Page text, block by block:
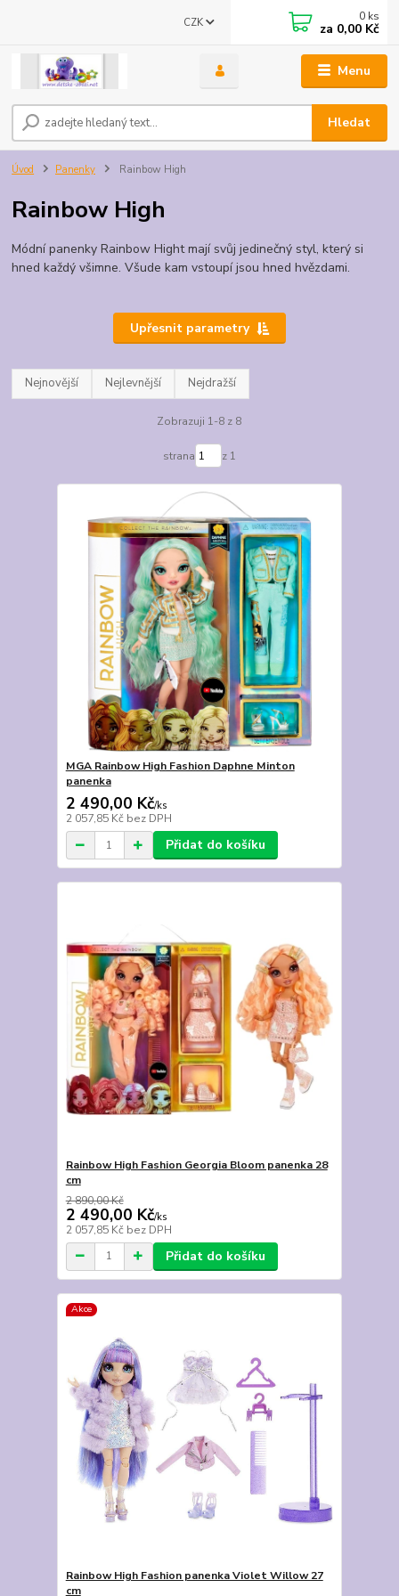
Menu
CZK
Hledat
0 ks
za 0,00 Kč
Úvod Panenky Rainbow High
Rainbow High
Módní panenky Rainbow Hight mají svůj jedinečný styl, který si
hned každý všimne. Všude kam vstoupí jsou hned hvězdami.
Upřesnit parametry
Nejnovější Nejlevnější Nejdražší
Zobrazuji 1-8 z 8
strana z 1
MGA Rainbow High Fashion Daphne Minton
panenka
2 490,00 Kč/ks
2 057,85 Kč bez DPH
Přidat do košíku
Rainbow High Fashion Georgia Bloom panenka 28
cm
2 890,00 Kč
2 490,00 Kč/ks
2 057,85 Kč bez DPH
Přidat do košíku
Akce
Rainbow High Fashion panenka Violet Willow 27
cm